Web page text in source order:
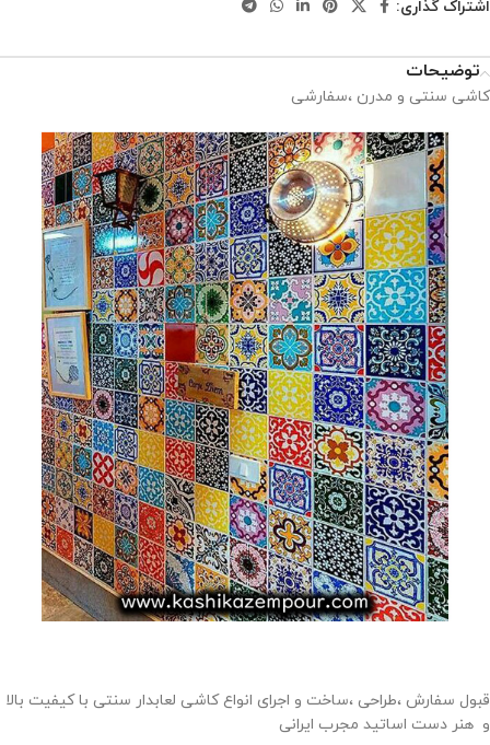
اشتراک گذاری:
توضیحات
کاشی سنتی و مدرن ،سفارشی
قبول سفارش ،طراحی ،ساخت و اجرای انواع کاشی لعابدار سنتی با کیفیت بالا
و هنر دست اساتید مجرب ایرانی